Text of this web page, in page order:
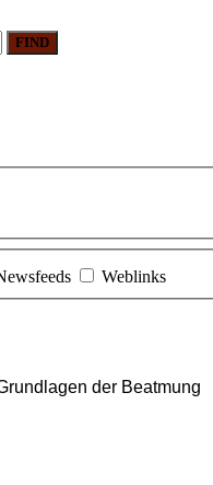
FIND
Weblinks
der Beatmung